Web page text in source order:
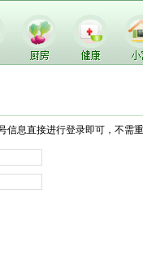
信息直接进行登录即可，不需